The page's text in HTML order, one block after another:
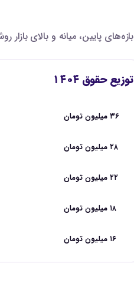
توزیع حقوق ۱۴۰۴
۳۶ میلیون تومان
۲۸ میلیون تومان
۲۲ میلیون تومان
۱۸ میلیون تومان
۱۶ میلیون تومان